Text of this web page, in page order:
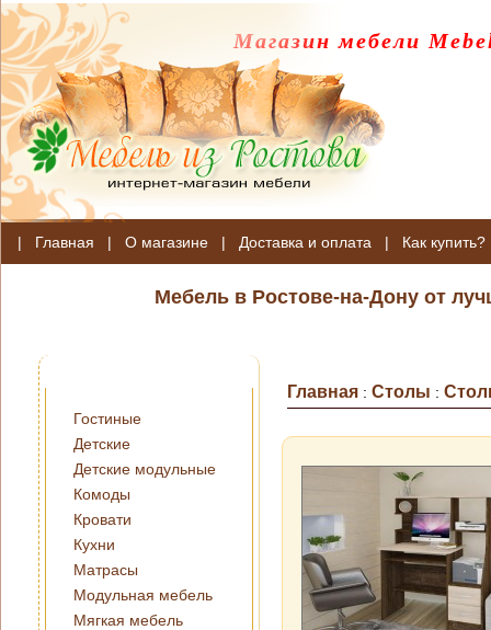
Магазин мебели
| Главная | О магазине | Доставка и оплата | Как купить?
Мебель в Ростове-на-Дону от
Гостиные
Детские
Детские модульные
Комоды
Кровати
Кухни
Матрасы
Модульная мебель
Мягкая мебель
Главная : Столы :